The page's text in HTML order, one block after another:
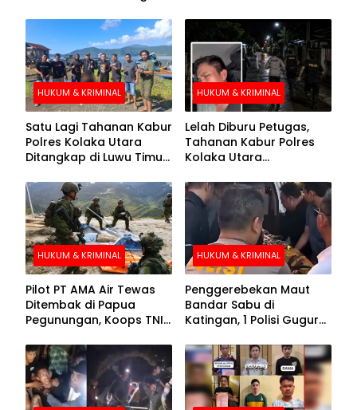
HUKUM & KRIMINAL
Satu Lagi Tahanan Kabur
Polres Kolaka Utara
Ditangkap di Luwu Timur,
HUKUM & KRIMINAL
Lelah Diburu Petugas,
Tahanan Kabur Polres
Kolaka Utara
HUKUM & KRIMINAL
Pilot PT AMA Air Tewas
Ditembak di Papua
Pegunungan, Koops TNI
Evakuasi Jenazah
Korban
HUKUM & KRIMINAL
Penggerebekan Maut
Bandar Sabu di
Katingan, 1 Polisi Gugur